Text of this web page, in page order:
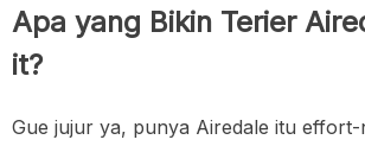
Apa yang Bikin Terier
it?
Gue jujur ya, punya Airedale itu effort-